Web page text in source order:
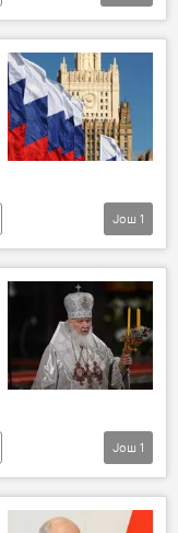
Још 1
Још 1